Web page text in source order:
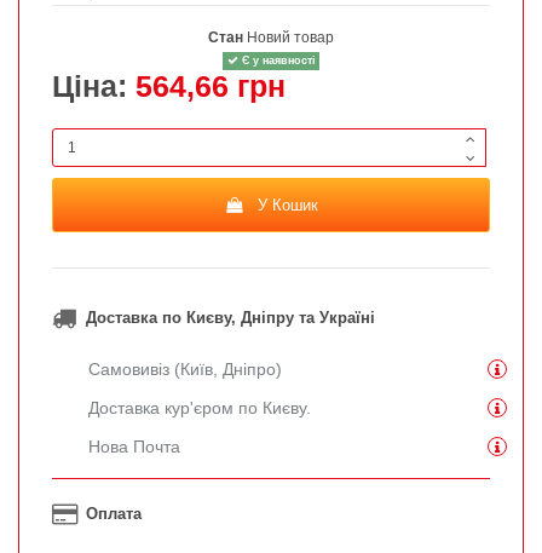
Стан Новий товар
Є у наявності
Ціна: 564,66 грн
У Кошик
Доставка по Києву, Дніпру та Україні
Самовивіз (Київ, Дніпро)
Доставка кур'єром по Києву.
Нова Почта
Оплата